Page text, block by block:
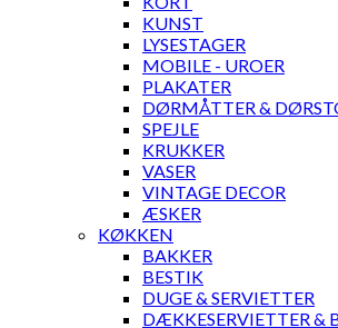
KUNST
LYSESTAGER
MOBILE - UROER
PLAKATER
DØRMÅTTER &
SPEJLE
KRUKKER
VASER
VINTAGE DECOR
ÆSKER
KØKKEN
BAKKER
BESTIK
DUGE & SERVIETTER
DÆKKESERVIETTER &